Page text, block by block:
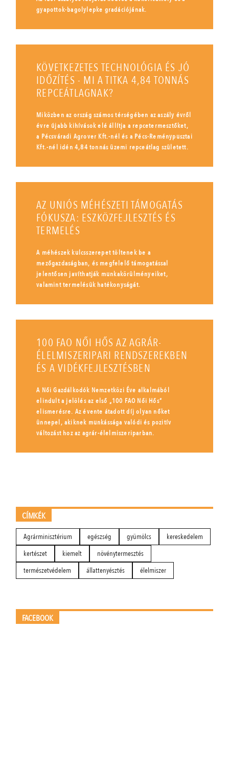
gyapottok-bagolylepke gradációjának.
KÖVETKEZETES TECHNOLÓGIA ÉS JÓ
IDŐZÍTÉS - MI A TITKA 4,84 TONNÁS
REPCEÁTLAGNAK?
Miközben az ország számos térségében az aszály évről
évre újabb kihívások elé állítja a repcetermesztőket,
a Pécsváradi Agrover Kft.-nél és a Pécs-Reménypusztai
Kft.-nél idén 4,84 tonnás üzemi repceátlag született.
AZ UNIÓS MÉHÉSZETI TÁMOGATÁS
FÓKUSZA: ESZKÖZFEJLESZTÉS ÉS
TERMELÉS
A méhészek kulcsszerepet töltenek be a
mezőgazdaságban, és megfelelő támogatással
jelentősen javíthatják munkakörülményeiket,
valamint termelésük hatékonyságát.
100 FAO NŐI HŐS AZ AGRÁR-
ÉLELMISZERIPARI RENDSZEREKBEN
ÉS A VIDÉKFEJLESZTÉSBEN
A Női Gazdálkodók Nemzetközi Éve alkalmából
elindult a jelölés az első „100 FAO Női Hős”
elismerésre. Az évente átadott díj olyan nőket
ünnepel, akiknek munkássága valódi és pozitív
változást hoz az agrár-élelmiszeriparban.
CÍMKÉK
Agrárminisztérium egészség gyümölcs
kereskedelem
kertészet
kiemelt
növénytermesztés
természetvédelem
állattenyésztés élelmiszer
FACEBOOK